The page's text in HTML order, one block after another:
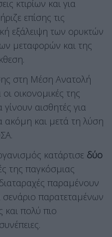
κτιρίων και για
επίσης τις
εξάλειψη των ορυκτών
μεταφορών και της
στη Μέση Ανατολή
οικονομικές της
γίνουν αισθητές για
ακόμη και μετά τη λύση
κατάρτισε δύο
της παγκόσμιας
παραμένουν
σενάριο παρατεταμένων
και πολύ πιο